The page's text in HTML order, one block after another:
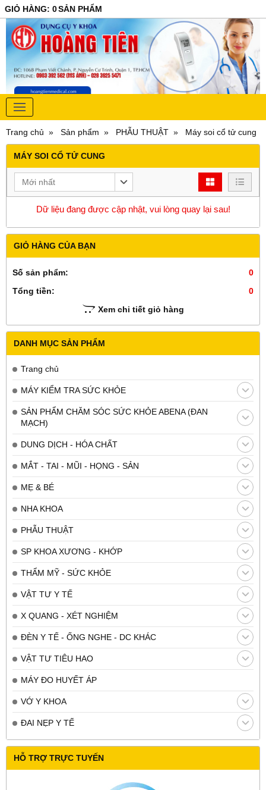
GIỎ HÀNG: 0SẢN PHẨM
Trang chủ Sản phẩm PHẪU THUẬT Máy soi cổ tử cung
GIỎ HÀNG CỦA BẠN
Số sản phẩm:
0
Tổng tiền:
0
Xem chi tiết giỏ hàng
DANH MỤC SẢN PHẨM
Trang chủ
MÁY KIỂM TRA SỨC KHỎE
SẢN PHẨM CHĂM SÓC SỨC KHỎE ABENA (ĐAN
MẠCH)
DUNG DỊCH - HÓA CHẤT
MẮT - TAI - MŨI - HỌNG - SẢN
MẸ & BÉ
NHA KHOA
PHẪU THUẬT
SP KHOA XƯƠNG - KHỚP
THẨM MỸ - SỨC KHỎE
VẬT TƯ Y TẾ
X QUANG - XÉT NGHIỆM
ĐÈN Y TẾ - ỐNG NGHE - DC KHÁC
VẬT TƯ TIÊU HAO
MÁY ĐO HUYẾT ÁP
VỚ Y KHOA
ĐAI NẸP Y TẾ
HỖ TRỢ TRỰC TUYẾN
MÁY SOI CỔ TỬ CUNG
Mới nhất
Dữ liệu đang được cập nhật, vui lòng quay lại sau!